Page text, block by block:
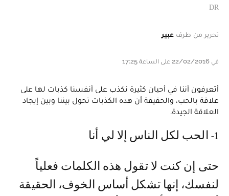
DR
تحرير من طرف عبير
في 22/02/2016 على الساعة 17:25
أتعرفون أننا في أحيان كثيرة نكذب على أنفسنا كذبات لها على
علاقة بالحب، والحقيقة أن هذه الكذبات تحول بيننا وبين إيجاد
العلاقة الجيدة.
1- الحب لكل الناس إلا لي أنا
حتى إن كنت لا تقول هذه الكلمات فعلياً
لنفسك، إنها تشكل أساس الخوف، الحقيقة